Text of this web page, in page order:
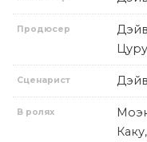
Продюсер
Сценарист
В ролях